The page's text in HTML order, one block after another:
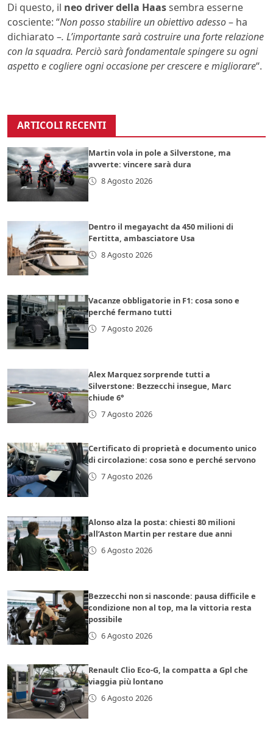
Di questo, il neo driver della Haassembra esserne
cosciente: “Non posso stabilire un obiettivo adesso– ha
dichiarato –. L’importante sarà costruire una forte relazione
con la squadra. Perciò sarà fondamentale spingere su ogni
aspetto e cogliere ogni occasione per crescere e migliorare“.
ARTICOLI RECENTI
Martin vola in pole a Silverstone, ma
avverte: vincere sarà dura
8 Agosto 2026
Dentro il megayacht da 450 milioni di
Fertitta, ambasciatore Usa
8 Agosto 2026
Vacanze obbligatorie in F1: cosa sono e
perché fermano tutti
7 Agosto 2026
Alex Marquez sorprende tutti a
Silverstone: Bezzecchi insegue, Marc
chiude 6°
7 Agosto 2026
Certificato di proprietà e documento unico
di circolazione: cosa sono e perché servono
7 Agosto 2026
Alonso alza la posta: chiesti 80 milioni
all’Aston Martin per restare due anni
6 Agosto 2026
Bezzecchi non si nasconde: pausa difficile e
condizione non al top, ma la vittoria resta
possibile
6 Agosto 2026
Renault Clio Eco-G, la compatta a Gpl che
viaggia più lontano
6 Agosto 2026